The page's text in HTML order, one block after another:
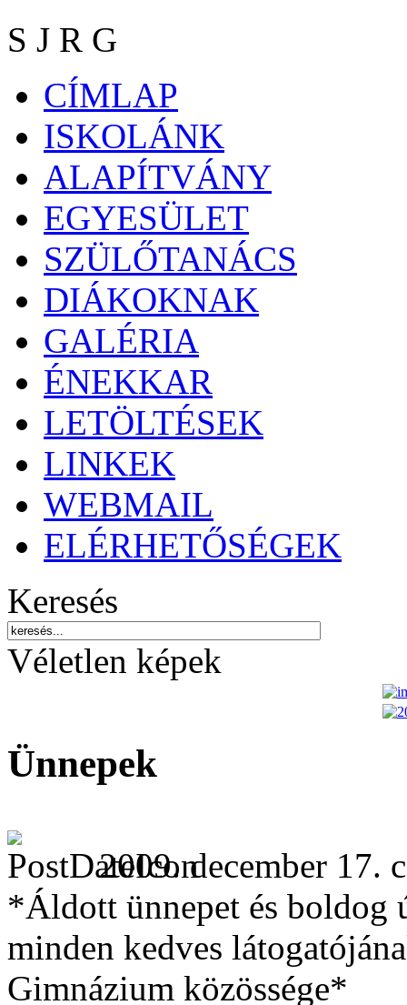
S J R G
CÍMLAP
ISKOLÁNK
ALAPÍTVÁNY
EGYESÜLET
SZÜLŐTANÁCS
DIÁKOKNAK
GALÉRIA
ÉNEKKAR
LETÖLTÉSEK
LINKEK
WEBMAIL
ELÉRHETŐSÉGEK
Keresés
Véletlen képek
Ünnepek
2009. december 17.
*Áldott ünnepet és boldog
minden kedves
Gimnázium közössége*